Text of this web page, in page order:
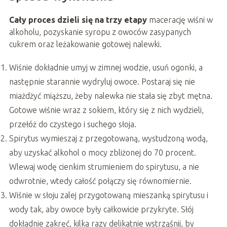
Cały proces dzieli się na trzy etapymacerację wiśni w
alkoholu, pozyskanie syropu z owoców zasypanych
cukrem oraz leżakowanie gotowej nalewki.
Wiśnie dokładnie umyj w zimnej wodzie, usuń ogonki, a
następnie starannie wydryluj owoce. Postaraj się nie
miażdżyć miąższu, żeby nalewka nie stała się zbyt mętna.
Gotowe wiśnie wraz z sokiem, który się z nich wydzieli,
przełóż do czystego i suchego słoja.
Spirytus wymieszaj z przegotowaną, wystudzoną wodą,
aby uzyskać alkohol o mocy zbliżonej do 70 procent.
Wlewaj wodę cienkim strumieniem do spirytusu, a nie
odwrotnie, wtedy całość połączy się równomiernie.
Wiśnie w słoju zalej przygotowaną mieszanką spirytusu i
wody tak, aby owoce były całkowicie przykryte. Słój
dokładnie zakręć, kilka razy delikatnie wstrząśnij, by